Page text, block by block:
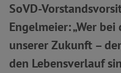
SoVD-
Engelmeier: „Wer
unserer Zukunft –
den Lebensverlauf